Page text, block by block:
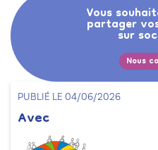
PUBLIÉ LE 04/06/2026
Avec
Vous
partager
sur
Nous